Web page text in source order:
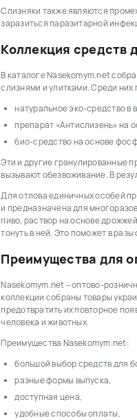
Слизняки также являются
заразиться паразитарной
Коллекция средств
В каталоге Nasekomym.net
слизнями и улитками. Среди них
натуральное эко-средство в
препарат «Антислизень» на
био-средство на основе
Эти и другие гранулированные
вызывают обезвоживание. В
Для отлова единичных особей
и предназначена для
пиво, раствор на основе
тонуть в ней. Это поможет в
Преимущества для
Nasekomym.net – оптово-
коллекции собраны товары
предотвратить их повторное
человека и животных.
Преимущества Nasekomym.net:
большой выбор средств для
разные формы выпуска,
доступная цена,
удобные способы оплаты,